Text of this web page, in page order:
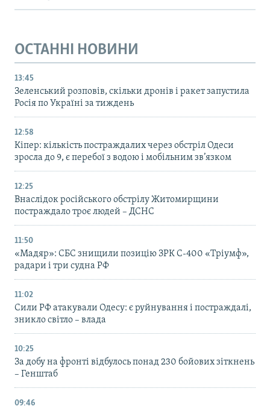
ОСТАННІ НОВИНИ
13:45
Зеленський розповів, скільки дронів і ракет запустила
Росія по Україні за тиждень
12:58
Кіпер: кількість постраждалих через обстріл Одеси
зросла до 9, є перебої з водою і мобільним зв’язком
12:25
Внаслідок російського обстрілу Житомирщини
постраждало троє людей – ДСНС
11:50
«Мадяр»: СБС знищили позицію ЗРК С-400 «Тріумф»,
радари і три судна РФ
11:02
Сили РФ атакували Одесу: є руйнування і постраждалі,
зникло світло – влада
10:25
За добу на фронті відбулось понад 230 бойових зіткнень
– Генштаб
09:46